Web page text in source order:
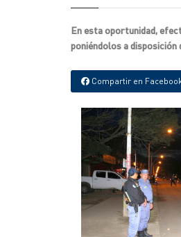
En esta oportunidad,
poniéndolos a
Compartir en